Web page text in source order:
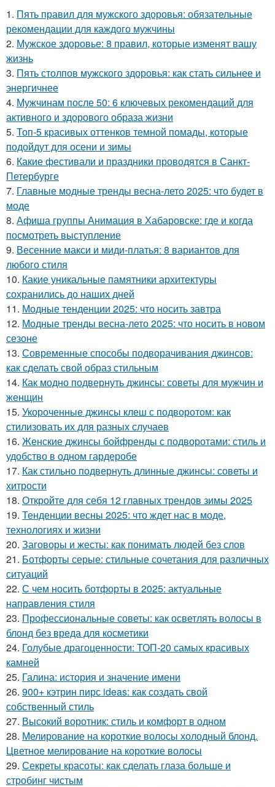
1. Пять правил для мужского здоровья: обязательные
рекомендации для каждого мужчины
2. Мужское здоровье: 8 правил, которые изменят вашу
жизнь
3. Пять столпов мужского здоровья: как стать сильнее и
энергичнее
4. Мужчинам после 50: 6 ключевых рекомендаций для
активного и здорового образа жизни
5. Топ-5 красивых оттенков темной помады, которые
подойдут для осени и зимы
6. Какие фестивали и праздники проводятся в Санкт-
Петербурге
7. Главные модные тренды весна-лето 2025: что будет в
моде
8. Афиша группы Анимация в Хабаровске: где и когда
посмотреть выступление
9. Весенние макси и миди-платья: 8 вариантов для
любого стиля
10. Какие уникальные памятники архитектуры
сохранились до наших дней
11. Модные тенденции 2025: что носить завтра
12. Модные тренды весна-лето 2025: что носить в новом
сезоне
13. Современные способы подворачивания джинсов:
как сделать свой образ стильным
14. Как модно подвернуть джинсы: советы для мужчин и
женщин
15. Укороченные джинсы клеш с подворотом: как
стилизовать их для разных случаев
16. Женские джинсы бойфренды с подворотами: стиль и
удобство в одном гардеробе
17. Как стильно подвернуть длинные джинсы: советы и
хитрости
18. Откройте для себя 12 главных трендов зимы 2025
19. Тенденции весны 2025: что ждет нас в моде,
технологиях и жизни
20. Заговоры и жесты: как понимать людей без слов
21. Ботфорты серые: стильные сочетания для различных
ситуаций
22. С чем носить ботфорты в 2025: актуальные
направления стиля
23. Профессиональные советы: как осветлять волосы в
блонд без вреда для косметики
24. Голубые драгоценности: ТОП-20 самых красивых
камней
25. Галина: история и значение имени
26. 900+ кэтрин пирс ideas: как создать свой
собственный стиль
27. Высокий воротник: стиль и комфорт в одном
28. Мелирование на короткие волосы холодный блонд.
Цветное мелирование на короткие волосы
29. Секреты красоты: как сделать глаза больше и
стробинг чистым